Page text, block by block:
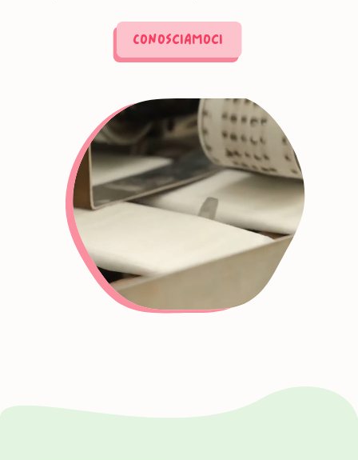
Conosciamoci